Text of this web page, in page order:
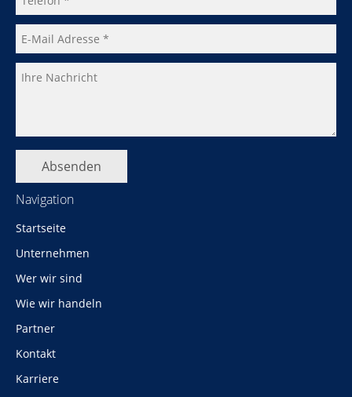
Absenden
Navigation
Navigation
Startseite
Unternehmen
Wer wir sind
Wie wir handeln
Partner
Kontakt
Karriere